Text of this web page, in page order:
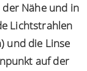
Nähe und in
Lichtstrahlen
und die Linse
auf der